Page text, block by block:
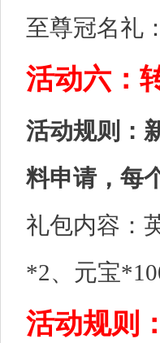
至尊冠名礼
活动六：
活动规则：
料申请，每
礼包内容：
*2、元宝
活动规则